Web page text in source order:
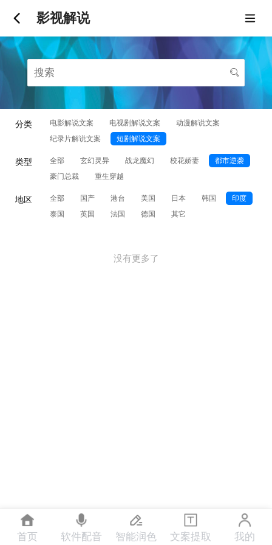
影视解说
分类 电影解说文案 电视剧解说文案
动漫解说文案
纪录片解说文案
短剧解说文案
类型 全部 玄幻灵异 战龙魔幻 校花娇妻
都市逆袭
豪门总裁
重生穿越
地区 全部 国产 港台 美国 日本 韩国
印度
泰国
英国 法国 德国 其它
没有更多了
首页 软件配音 智能润色 文案提取 我的